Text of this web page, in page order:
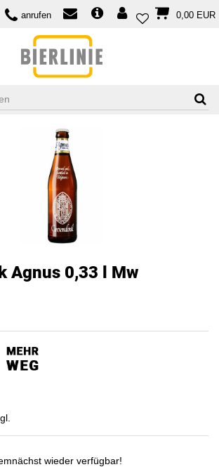
anrufen 0,00 EUR
Agnus 0,33 l Mw
wieder verfügbar!